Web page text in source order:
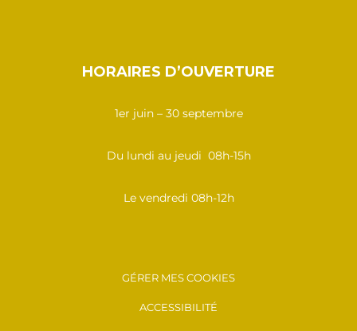
HORAIRES D’OUVERTURE
1er juin – 30 septembre
Du lundi au jeudi 08h-15h
Le vendredi 08h-12h
GÉRER MES COOKIES
ACCESSIBILITÉ